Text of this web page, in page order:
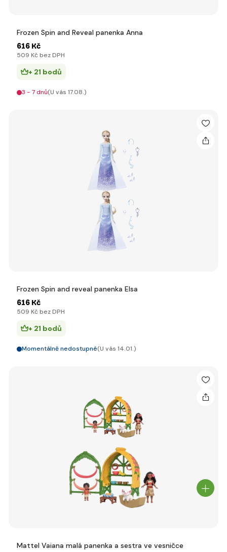
Frozen Spin and Reveal panenka Anna
616 Kč
509 Kč bez DPH
+ 21 bodů
3 - 7 dnů(U vás 17.08.)
Frozen Spin and reveal panenka Elsa
616 Kč
509 Kč bez DPH
+ 21 bodů
Momentálně nedostupné(U vás 14.01.)
Mattel Vaiana malá panenka a sestra ve vesničce